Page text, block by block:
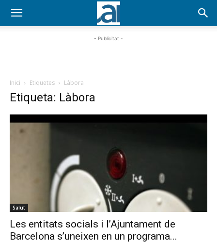
- Publicitat -
Inici Etiquetes Làbora
Etiqueta: Làbora
Salut
Les entitats socials i l’Ajuntament de
Barcelona s’uneixen en un programa...